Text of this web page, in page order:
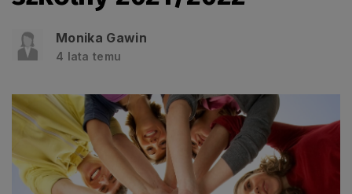
Monika Gawin
4 lata temu